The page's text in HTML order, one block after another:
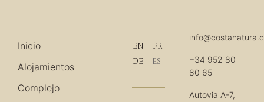
Inicio
Alojamientos
Complejo
EN
FR
DE
ES
+34 952 80
80 65
Autovia A-7,